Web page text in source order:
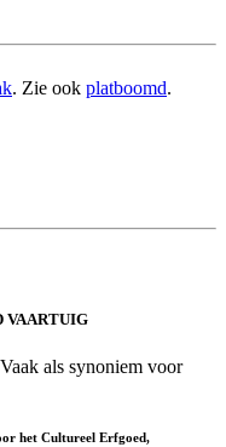
. Zie ook platboomd.
VAARTUIG
als synoniem voor
het Cultureel Erfgoed,